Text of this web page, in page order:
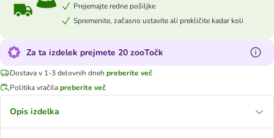
Prejemajte redne pošiljke
Spremenite, začasno ustavite ali prekličite kadar koli
Za ta izdelek prejmete 20 zooTočk
Dostava v 1-3 delovnih dneh preberite več
Politika vračilapreberite več
Opis izdelka